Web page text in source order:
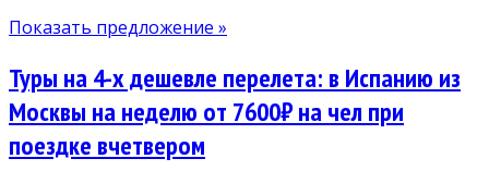
Показать предложение »
Туры на 4-х дешевле перелета: в Испанию из
Москвы на неделю от 7600₽ на чел при
поездке вчетвером